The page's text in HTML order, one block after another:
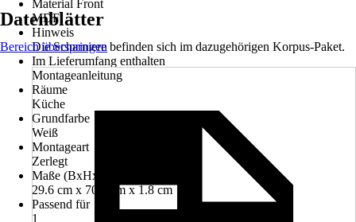
Material Front
MDF
Hinweis
Die Scharniere befinden sich im dazugehörigen Korpus-Paket.
Im Lieferumfang enthalten
Montageanleitung
Räume
Küche
Grundfarbe
Weiß
Montageart
Zerlegt
Maße (BxHxT)
29.6 cm x 70.0 cm x 1.8 cm
Passend für
1
Datenblätter
Bereich überspringen